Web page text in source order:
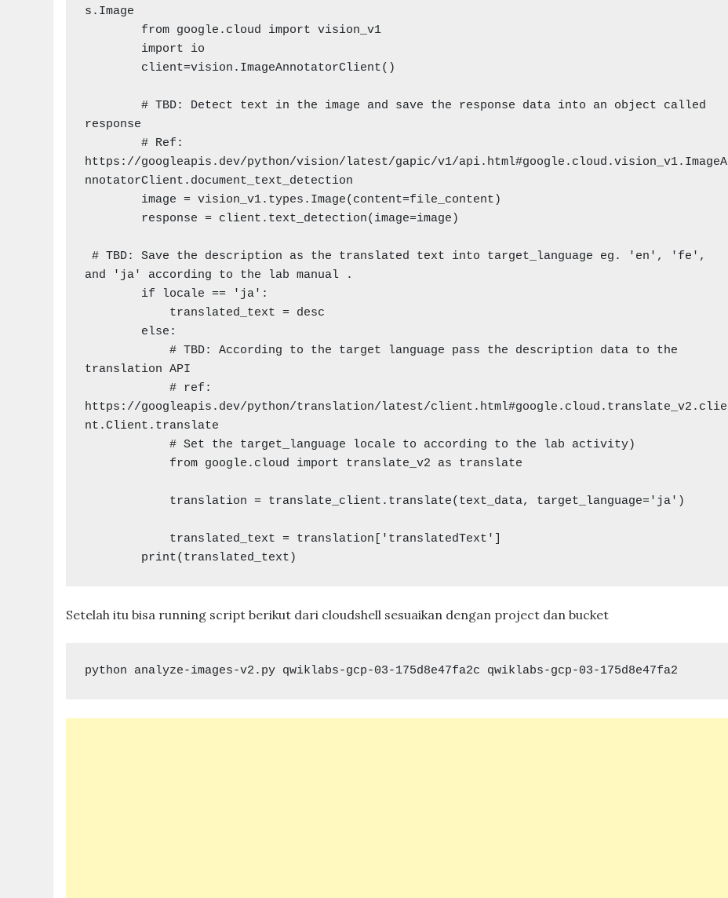
s.Image
        # TBD: Detect text in the image and save the response data into an object called
response
        # Ref:
https://googleapis.dev/python/vision/latest/gapic/v1/api.html#google.cloud.vision_v1.ImageA
nnotatorClient.document_text_detection
# TBD: Save the description as the translated text into target_language eg. 'en', 'fe',
and 'ja' according to the lab manual .
            # TBD: According to the target language pass the description data to the
translation API
            # ref:
https://googleapis.dev/python/translation/latest/client.html#google.cloud.translate_v2.clie
nt.Client.translate
            # Set the target_language locale to according to the lab activity)
Setelah itu bisa running script berikut dari cloudshell sesuaikan dengan project dan bucket
python analyze-images-v2.py qwiklabs-gcp-03-175d8e47fa2c qwiklabs-gcp-03-175d8e47fa2